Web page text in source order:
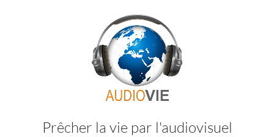
Prêcher la vie par l'audiovisuel